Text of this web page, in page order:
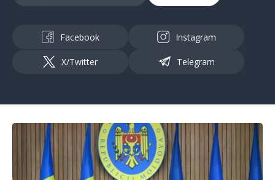
Facebook Instagram
X/Twitter Telegram